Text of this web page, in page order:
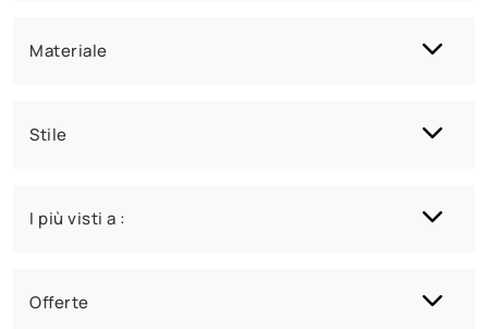
Materiale
Stile
I più visti a :
Offerte